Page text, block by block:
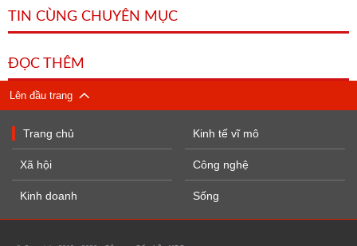
TIN CÙNG CHUYÊN MỤC
ĐỌC THÊM
Lên đầu trang
Trang chủ
Xã hội
Kinh doanh
Kinh tế vĩ mô
Công nghệ
Sống